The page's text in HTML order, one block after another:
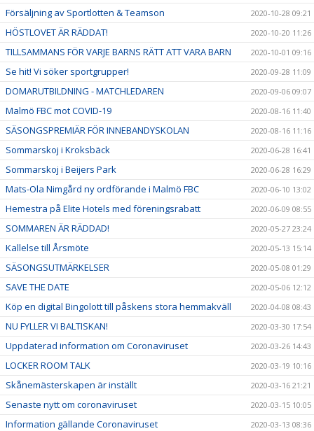
Försäljning av Sportlotten & Teamson 2020-10-28 09:21
HÖSTLOVET ÄR RÄDDAT! 2020-10-20 11:26
TILLSAMMANS FÖR VARJE BARNS RÄTT ATT VARA BARN 2020-10-01 09:16
Se hit! Vi söker sportgrupper! 2020-09-28 11:09
DOMARUTBILDNING - MATCHLEDAREN 2020-09-06 09:07
Malmö FBC mot COVID-19 2020-08-16 11:40
SÄSONGSPREMIÄR FÖR INNEBANDYSKOLAN 2020-08-16 11:16
Sommarskoj i Kroksbäck 2020-06-28 16:41
Sommarskoj i Beijers Park 2020-06-28 16:29
Mats-Ola Nimgård ny ordförande i Malmö FBC 2020-06-10 13:02
Hemestra på Elite Hotels med föreningsrabatt 2020-06-09 08:55
SOMMAREN ÄR RÄDDAD! 2020-05-27 23:24
Kallelse till Årsmöte 2020-05-13 15:14
SÄSONGSUTMÄRKELSER 2020-05-08 01:29
SAVE THE DATE 2020-05-06 12:12
Köp en digital Bingolott till påskens stora hemmakväll 2020-04-08 08:43
NU FYLLER VI BALTISKAN! 2020-03-30 17:54
Uppdaterad information om Coronaviruset 2020-03-26 14:43
LOCKER ROOM TALK 2020-03-19 10:16
Skånemästerskapen är inställt 2020-03-16 21:21
Senaste nytt om coronaviruset 2020-03-15 10:05
Information gällande Coronaviruset 2020-03-13 08:36